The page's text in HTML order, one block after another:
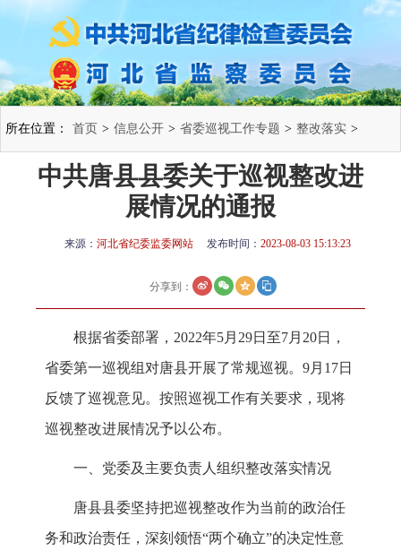
所在位置： 首页 > 信息公开 > 省委巡视工作专题 > 整改落实 >
中共唐县县委关于巡视整改进
展情况的通报
来源： 河北省纪委监委网站 发布时间： 2023-08-03 15:13:23
分享到：
根据省委部署，2022年5月29日至7月20日，
省委第一巡视组对唐县开展了常规巡视。9月17日
反馈了巡视意见。按照巡视工作有关要求，现将
巡视整改进展情况予以公布。
一、党委及主要负责人组织整改落实情况
唐县县委坚持把巡视整改作为当前的政治任
务和政治责任，深刻领悟“两个确立”的决定性意